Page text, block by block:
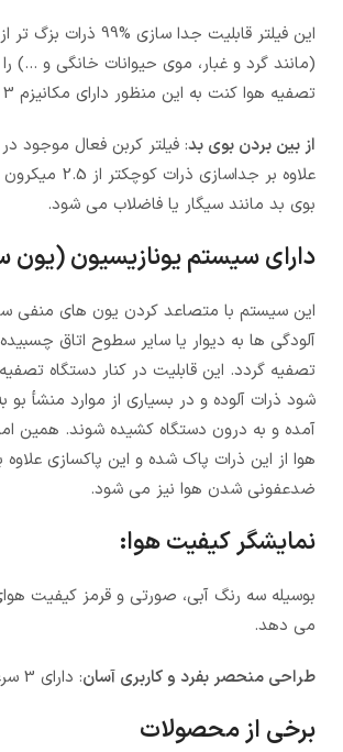
(مانند گرد و غبار، موی حیوانات خانگی و …)
تصفیه هوا کنت به این منظور دارای مکانیزم 3 مرحله ای است.
از بین بردن بوی بد: فیلتر کربن فعال موجود
علاوه بر جداسازی
بوی بد مانند سیگار یا فاضلاب می شود.
دارای سیستم یونازیسیون (یون
این سیستم با متصاعد کردن یون های
آلودگی ها به دیوار یا سایر سطوح اتاق
تصفیه گردد. این قابلیت در کنار دستگاه
شود ذرات آلوده و در بسیاری از موارد منشأ
آمده و به درون دستگاه کشیده شوند. همین
هوا از این ذرات پاک شده و این پاکسازی
ضدعفونی شدن هوا نیز می شود.
نمایشگر کیفیت هوا:
بوسیله سه رنگ آبی، صورتی و قرمز کیفیت
می دهد.
طراحی منحصر بفرد و کاربری آسان: دارای 3 سرعت متغیر
برخی از محصولات